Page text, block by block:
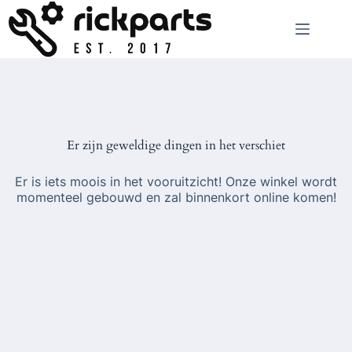
naar
de
inhoud
Er zijn geweldige dingen in het verschiet
Er is iets moois in het vooruitzicht! Onze winkel wordt
momenteel gebouwd en zal binnenkort online komen!